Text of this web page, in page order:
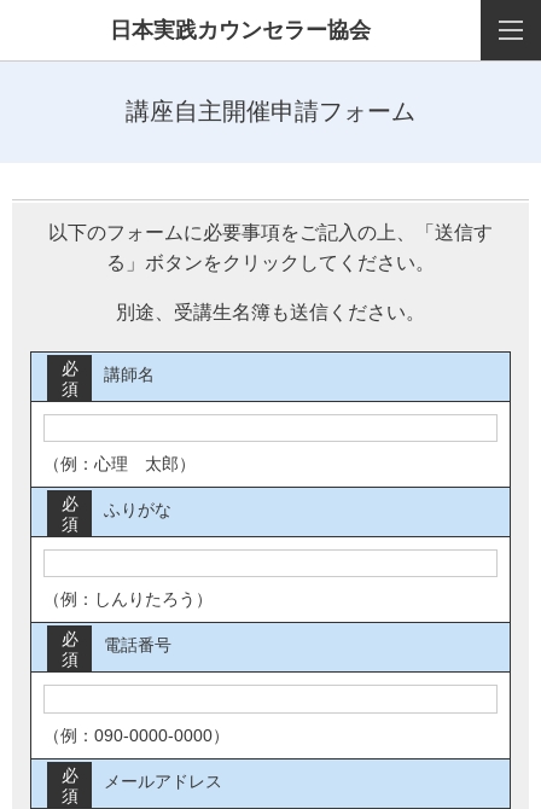
日本実践カウンセラー協会
講座自主開催申請フォーム
以下のフォームに必要事項をご記入の上、「送信す
る」ボタンをクリックしてください。
別途、受講生名簿も送信ください。
講師名
必
須
（例：心理 太郎）
ふりがな
必
須
（例：しんりたろう）
電話番号
必
須
（例：090-0000-0000）
メールアドレス
必
須